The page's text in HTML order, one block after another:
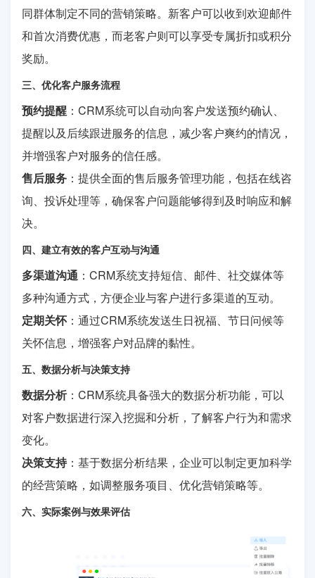
同群体制定不同的营销策略。新客户可以收到欢迎邮件
和首次消费优惠，而老客户则可以享受专属折扣或积分
奖励。
三、优化客户服务流程
预约提醒 ：CRM系统可以自动向客户发送预约确认、
提醒以及后续跟进服务的信息，减少客户爽约的情况，
并增强客户对服务的信任感。
售后服务 ：提供全面的售后服务管理功能，包括在线咨
询、投诉处理等，确保客户问题能够得到及时响应和解
决。
四、建立有效的客户互动与沟通
多渠道沟通 ：CRM系统支持短信、邮件、社交媒体等
多种沟通方式，方便企业与客户进行多渠道的互动。
定期关怀：通过CRM系统发送生日祝福、节日问候等
关怀信息，增强客户对品牌的黏性。
五、数据分析与决策支持
数据分析：CRM系统具备强大的数据分析功能，可以
对客户数据进行深入挖掘和分析，了解客户行为和需求
变化。
决策支持：基于数据分析结果，企业可以制定更加科学
的经营策略，如调整服务项目、优化营销策略等。
六、实际案例与效果评估